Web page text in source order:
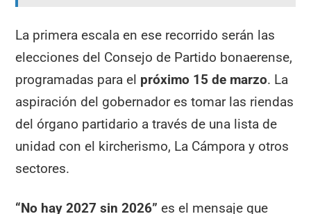
La primera escala en ese recorrido serán las
elecciones del Consejo de Partido bonaerense,
programadas para el próximo 15 de marzo. La
aspiración del gobernador es tomar las riendas
del órgano partidario a través de una lista de
unidad con el kircherismo, La Cámpora y otros
sectores.
“No hay 2027 sin 2026”es el mensaje que